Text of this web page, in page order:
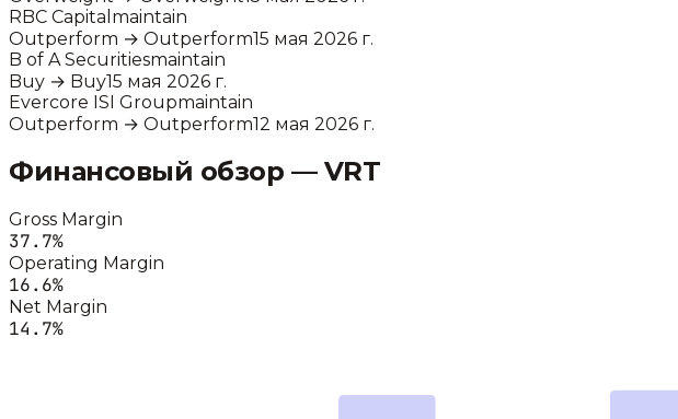
RBC Capital maintain
Outperform → Outperform15 мая 2026 г.
B of A Securitiesmaintain
Buy → Buy15 мая 2026 г.
Evercore ISI Groupmaintain
Outperform → Outperform12 мая 2026 г.
Финансовый обзор — VRT
Gross Margin
37.7%
Operating Margin
16.6%
Net Margin
14.7%